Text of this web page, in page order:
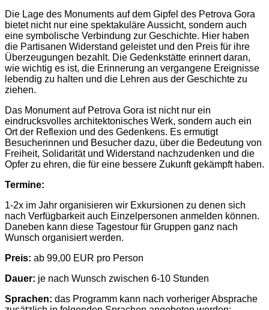
Die Lage des Monuments auf dem Gipfel des Petrova Gora
bietet nicht nur eine spektakuläre Aussicht, sondern auch
eine symbolische Verbindung zur Geschichte. Hier haben
die Partisanen Widerstand geleistet und den Preis für ihre
Überzeugungen bezahlt. Die Gedenkstätte erinnert daran,
wie wichtig es ist, die Erinnerung an vergangene Ereignisse
lebendig zu halten und die Lehren aus der Geschichte zu
ziehen.
Das Monument auf Petrova Gora ist nicht nur ein
eindrucksvolles architektonisches Werk, sondern auch ein
Ort der Reflexion und des Gedenkens. Es ermutigt
Besucherinnen und Besucher dazu, über die Bedeutung von
Freiheit, Solidarität und Widerstand nachzudenken und die
Opfer zu ehren, die für eine bessere Zukunft gekämpft haben.
Termine:
1-2x im Jahr organisieren wir Exkursionen zu denen sich
nach Verfügbarkeit auch Einzelpersonen anmelden können.
Daneben kann diese Tagestour für Gruppen ganz nach
Wunsch organisiert werden.
Preis: ab 99,00 EUR pro Person
Dauer: je nach Wunsch zwischen 6-10 Stunden
Sprachen: das Programm kann nach vorheriger Absprache